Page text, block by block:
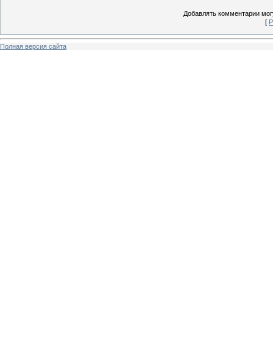
Добавлять комментарии
[
Полная версия сайта